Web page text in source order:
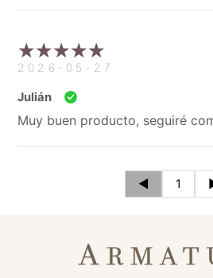
2026-05-27
Julián
Muy buen producto, seguiré
◄ 1